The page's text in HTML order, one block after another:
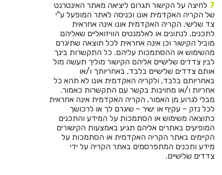
לחיצה על הקישור תגרום ליציאה מאתר האינטרנט
של הקריה האקדמית אונו וכניסה לאתר המופעל ע"י
צד שלישי. הקריה האקדמית אונו אינה אחראית
לתכנים, לנתונים או לאלמנטים הוויזואליים שאליהם
מוביל הקישור וכן אינה אחראית לכל תוצאה שתיגרם
מהשימוש או ההסתמכות עליהם. כל התקשרות בינך
לבין צדדים שלישיים אליהם הקישור מוליך תעשה מול
אותם צדדים שלישיים בלבד, באחריותך ו/או
באחריותם בלבד, ולקריה האקדמית אונו לא תהא כל
אחריות ו/או מחויבות בקשר עם התקשרות כאמור.
מבלי לגרוע מן האמור, הקריה האקדמית אינה אחראית
לכל נזק – עקיף או ישיר – שיגרם לך או לרכושך
כתוצאה משימוש או הסתמכות על המידע והתכנים
המופיעים באתרים אליהם תגיע באמצעות הקישורים
הקיימים באתר הקריה האקדמית או הסתמכות על
מידע ותכנים המתפרסמים באתר הקריה על ידי
צדדים שלישיים.